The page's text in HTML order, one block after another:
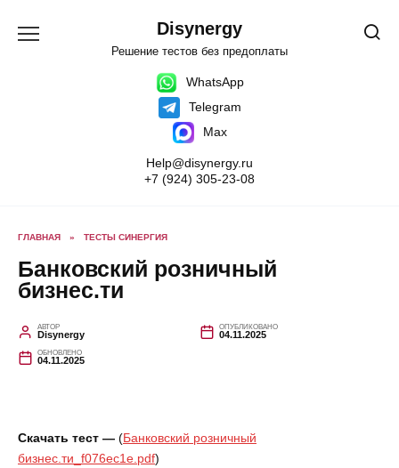
содержанию
Disynergy
Решение тестов без предоплаты
WhatsApp
Telegram
Max
Help@disynergy.ru
+7 (924) 305-23-08
ГЛАВНАЯ » ТЕСТЫ СИНЕРГИЯ
Банковский розничный
бизнес.ти
АВТОР
Disynergy
ОПУБЛИКОВАНО
04.11.2025
ОБНОВЛЕНО
04.11.2025
Скачать тест — (Банковский розничный
бизнес.ти_f076ec1e.pdf)